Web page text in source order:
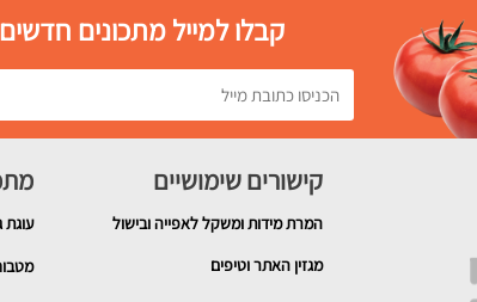
קבלו למייל מתכונים
קישורים שימושיים
המרת מידות ומשקל לאפייה ובישול
מגזין האתר וטיפים
עוגת